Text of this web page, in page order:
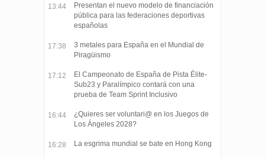
13:44
Presentan el nuevo modelo de financiación
pública para las federaciones deportivas
españolas
17:38
3 metales para España en el Mundial de
Piragüismo
17:12
El Campeonato de España de Pista Élite-
Sub23 y Paralímpico contará con una
prueba de Team Sprint Inclusivo
16:44
¿Quieres ser voluntari@ en los Juegos de
Los Ángeles 2028?
16:28 La esgrima mundial se bate en Hong Kong